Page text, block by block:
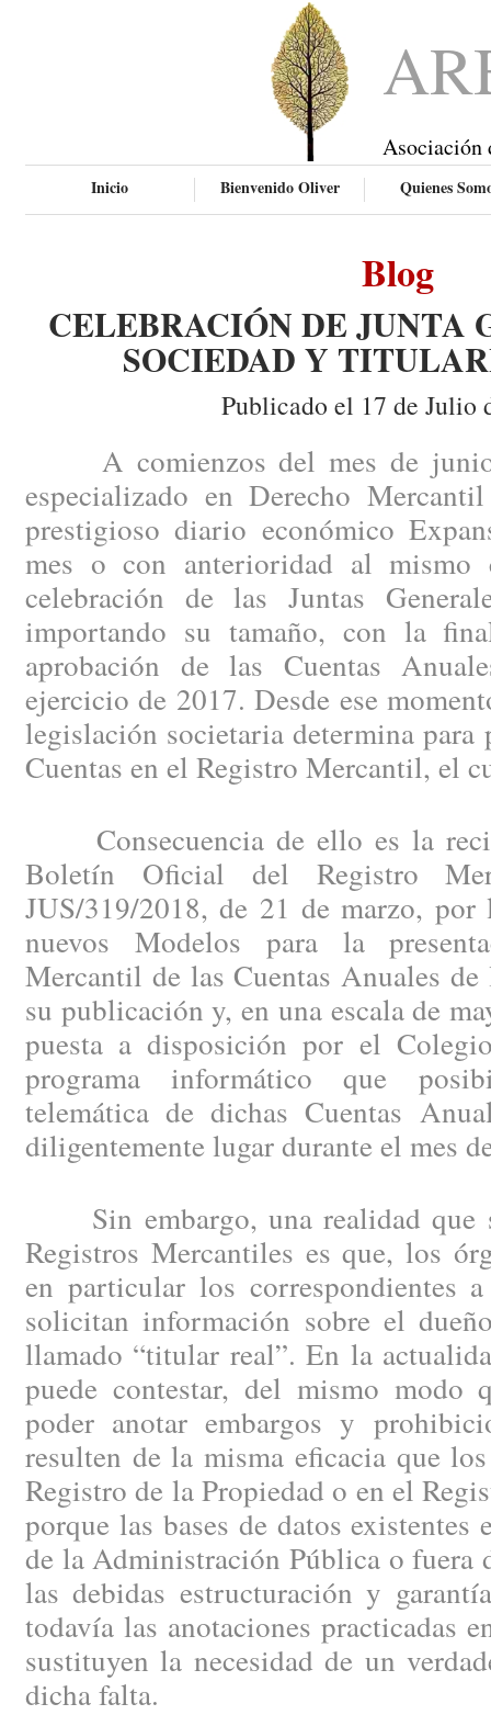
Asociación
Inicio Bienvenido Oliver Quienes
Blog
CELEBRACIÓN DE JUNTA
SOCIEDAD Y
Publicado el 17 de Julio
A comienzos del mes de junio,
especializado en Derecho
prestigioso diario económico
mes o con anterioridad al mismo
celebración de las Juntas
importando su tamaño, con la
aprobación de las Cuentas
ejercicio de 2017. Desde ese
legislación societaria determina para
Cuentas en el Registro Mercantil, el
Consecuencia de ello es la
Boletín Oficial del Registro
JUS/319/2018, de 21 de marzo, por
nuevos Modelos para la
Mercantil de las Cuentas Anuales
su publicación y, en una escala de
puesta a disposición por el
programa informático que
telemática de dichas Cuentas
diligentemente lugar durante el mes
Sin embargo, una realidad que
Registros Mercantiles es que, los
en particular los correspondientes
solicitan información sobre el
llamado “titular real”. En la
puede contestar, del mismo modo
poder anotar embargos y
resulten de la misma eficacia que
Registro de la Propiedad o en el
porque las bases de datos
de la Administración Pública o fuera
las debidas estructuración y
todavía las anotaciones practicadas
sustituyen la necesidad de un
dicha falta.